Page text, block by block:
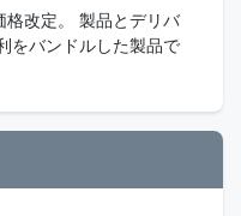
改定。 製品とデリバ
をバンドルした製品で